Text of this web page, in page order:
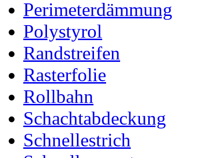
Perimeterdämmung
Polystyrol
Randstreifen
Rasterfolie
Rollbahn
Schachtabdeckung
Schnellestrich